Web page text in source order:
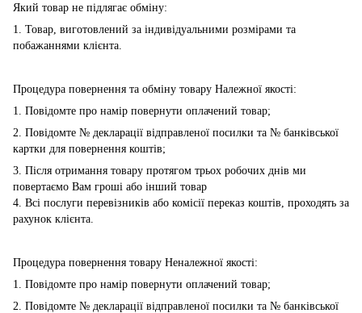
Який товар не підлягає обміну:
1. Товар, виготовлений за індивідуальними розмірами та
побажаннями клієнта.
Процедура повернення та обміну товару Належної якості:
1. Повідомте про намір повернути оплачений товар;
2. Повідомте № декларації відправленої посилки та № банківської
картки для повернення коштів;
3. Після отримання товару протягом трьох робочих днів ми
повертаємо Вам гроші або інший товар
4. Всі послуги перевізників або комісії переказ коштів, проходять за
рахунок клієнта.
Процедура повернення товару Неналежної якості:
1. Повідомте про намір повернути оплачений товар;
2. Повідомте № декларації відправленої посилки та № банківської